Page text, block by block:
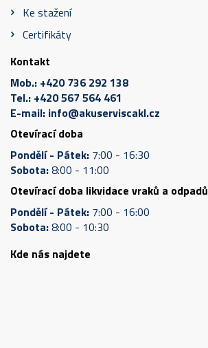
Ke stažení
Certifikáty
Kontakt
Mob.: +420 736 292 138
Tel.: +420 567 564 461
E-mail: info@akuserviscakl.cz
Otevírací doba
Pondělí - Pátek: 7:00 - 16:30
Sobota:8:00 - 11:00
Otevírací doba likvidace vraků a odpadů
Pondělí - Pátek: 7:00 - 16:00
Sobota:8:00 - 10:30
Kde nás najdete